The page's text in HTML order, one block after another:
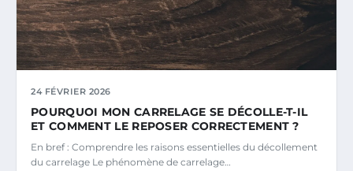
24 FÉVRIER 2026
POURQUOI MON CARRELAGE SE DÉCOLLE-T-IL
ET COMMENT LE REPOSER CORRECTEMENT ?
En bref : Comprendre les raisons essentielles du décollement
du carrelage Le phénomène de carrelage…